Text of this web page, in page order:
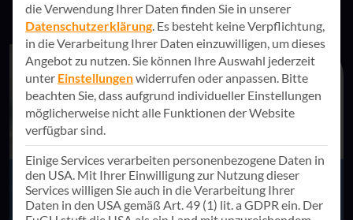
die Verwendung Ihrer Daten finden Sie in unserer
Datenschutzerklärung. Es besteht keine Verpflichtung,
in die Verarbeitung Ihrer Daten einzuwilligen, um dieses
Angebot zu nutzen.Sie können Ihre Auswahl jederzeit
unter Einstellungenwiderrufen oder anpassen. Bitte
beachten Sie, dass aufgrund individueller Einstellungen
möglicherweise nicht alle Funktionen der Website
verfügbar sind.
Einige Services verarbeiten personenbezogene Daten in
den USA. Mit Ihrer Einwilligung zur Nutzung dieser
Services willigen Sie auch in die Verarbeitung Ihrer
Daten in den USA gemäß Art. 49 (1) lit. a GDPR ein. Der